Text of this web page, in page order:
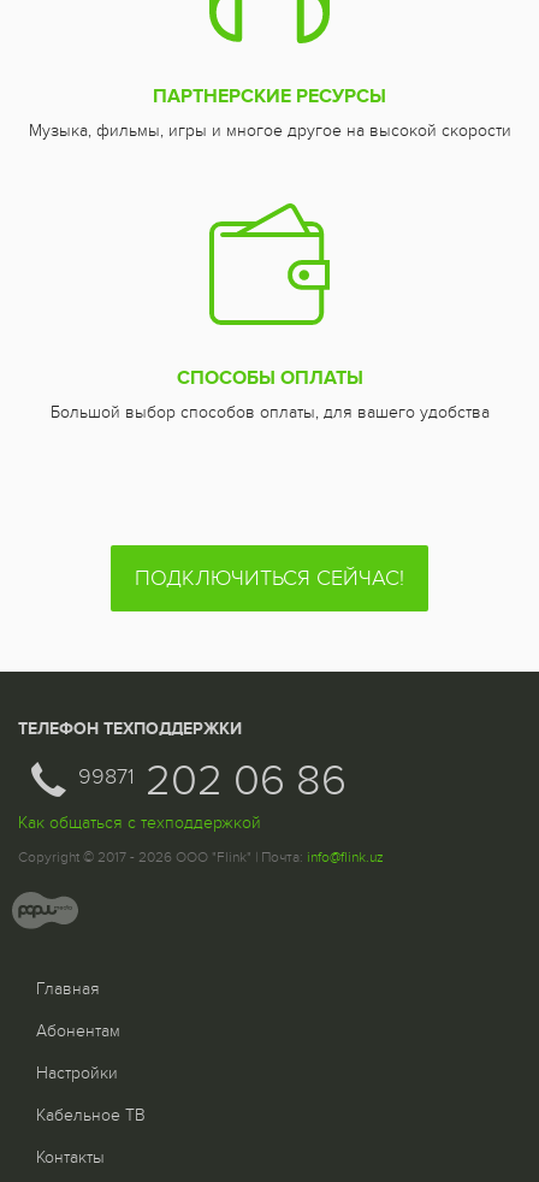
ПАРТНЕРСКИЕ РЕСУРСЫ
Музыка, фильмы, игры и многое другое на высокой скорости
СПОСОБЫ ОПЛАТЫ
Большой выбор способов оплаты, для вашего удобства
ПОДКЛЮЧИТЬСЯ СЕЙЧАС!
ТЕЛЕФОН ТЕХПОДДЕРЖКИ
99871 202 06 86
Как общаться с техподдержкой
Copyright © 2017 - 2026 ООО "Flink" | Почта: info@flink.uz
Главная
Абонентам
Настройки
Кабельное ТВ
Контакты